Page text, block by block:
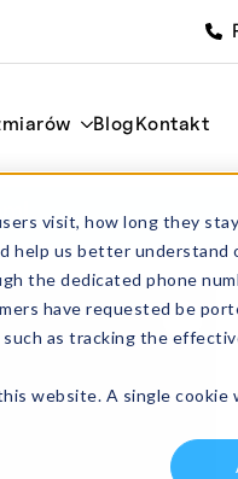
visit, how long they
us better understand
the dedicated phone
have requested be
as tracking the
website. A single cookie
BlogKontakt